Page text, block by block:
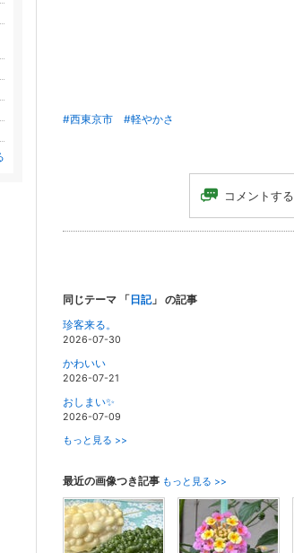
#西東京市 #軽やかさ
コメントする
同じテーマ 「日記」 の記事
珍客来る。
2026-07-30
かわいい
2026-07-21
おしまい✨
2026-07-09
もっと見る >>
最近の画像つき記事 もっと見る >>